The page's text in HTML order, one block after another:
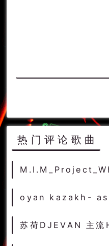
热门评论歌曲
oyan kazakh-